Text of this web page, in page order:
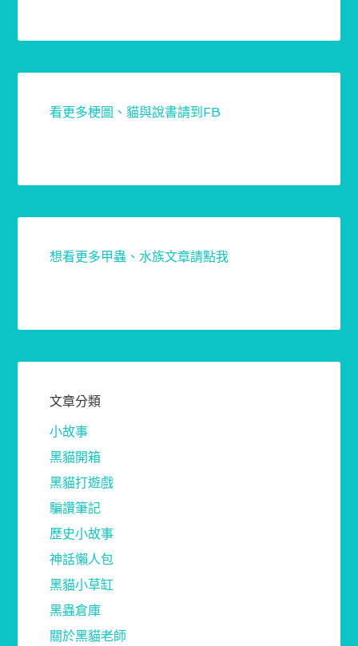
看更多梗圖、貓與說書請到FB
想看更多甲蟲、水族文章請點我
文章分類
小故事
黑貓開箱
黑貓打遊戲
騙讚筆記
歷史小故事
神話懶人包
黑貓小草缸
黑蟲倉庫
關於黑貓老師